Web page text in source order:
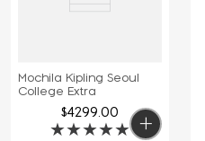
Mochila Kipling Seoul
College Extra
$4299.00
★★★★★